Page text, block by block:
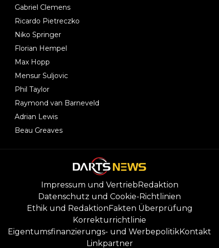
Gabriel Clemens
Ricardo Pietreczko
Niko Springer
Florian Hempel
Max Hopp
Mensur Suljovic
Phil Taylor
Raymond van Barneveld
Adrian Lewis
Beau Greaves
Impressum und VertriebRedaktion
Datenschutz und Cookie-Richtlinien
Ethik und RedaktionFakten Überprüfung
Korrekturrichtlinie
Eigentumsfinanzierungs- und WerbepolitikKontakt
Linkpartner